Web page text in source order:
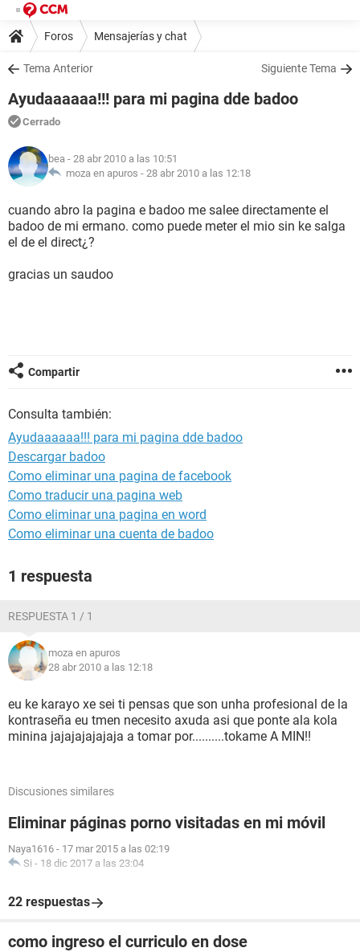
Foros Mensajerías y chat
Tema Anterior Siguiente Tema
Ayudaaaaaa!!! para mi pagina dde badoo
Cerrado
bea - 28 abr 2010 a las 10:51
moza en apuros - 28 abr 2010 a las 12:18
cuando abro la pagina e badoo me salee directamente el
badoo de mi ermano. como puede meter el mio sin ke salga
el de el direct¿?
gracias un saudoo
Compartir
Consulta también:
Ayudaaaaaa!!! para mi pagina dde badoo
Descargar badoo
Como eliminar una pagina de facebook
Como traducir una pagina web
Como eliminar una pagina en word
Como eliminar una cuenta de badoo
1 respuesta
RESPUESTA 1 / 1
moza en apuros
28 abr 2010 a las 12:18
eu ke karayo xe sei ti pensas que son unha profesional de la
kontraseña eu tmen necesito axuda asi que ponte ala kola
minina jajajajajajaja a tomar por..........tokame A MIN!!
Discusiones similares
Eliminar páginas porno visitadas en mi móvil
Naya1616 - 17 mar 2015 a las 02:19
Si - 18 dic 2017 a las 23:04
22 respuestas
como ingreso el curriculo en dose